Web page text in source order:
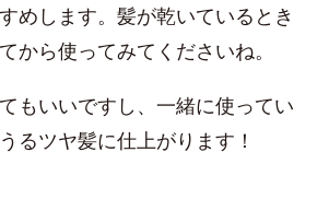
めします。髪が乾いているとき
から使ってみてくださいね。
もいいですし、一緒に使ってい
るツヤ髪に仕上がります！